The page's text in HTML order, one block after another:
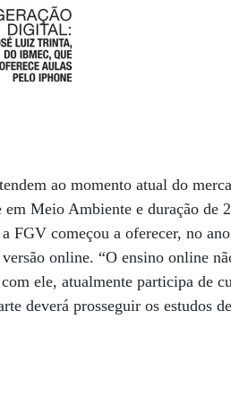
ao momento atual do
Meio Ambiente e duração de
FGV começou a oferecer, no
online. “O ensino online
ele, atualmente participa de
deverá prosseguir os estudos